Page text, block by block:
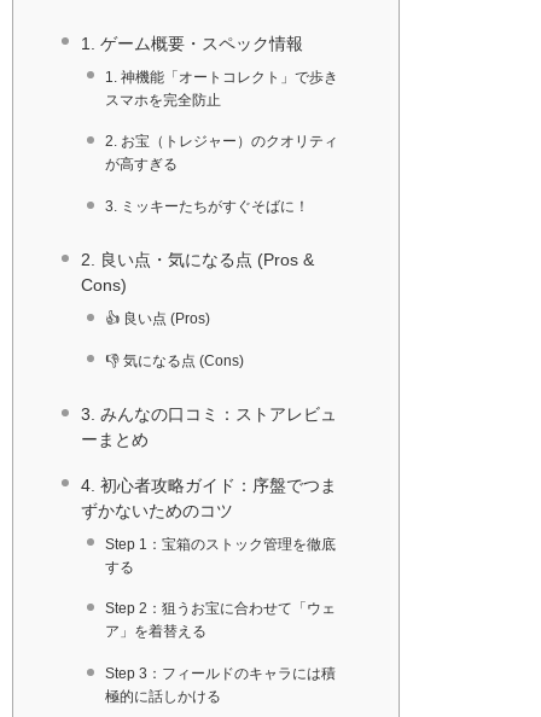
1. ゲーム概要・スペック情報
1. 神機能「オートコレクト」で歩き
スマホを完全防止
2. お宝（トレジャー）のクオリティ
が高すぎる
3. ミッキーたちがすぐそばに！
2. 良い点・気になる点 (Pros &
Cons)
👍 良い点 (Pros)
👎 気になる点 (Cons)
3. みんなの口コミ：ストアレビュ
ーまとめ
4. 初心者攻略ガイド：序盤でつま
ずかないためのコツ
Step 1：宝箱のストック管理を徹底
する
Step 2：狙うお宝に合わせて「ウェ
ア」を着替える
Step 3：フィールドのキャラには積
極的に話しかける